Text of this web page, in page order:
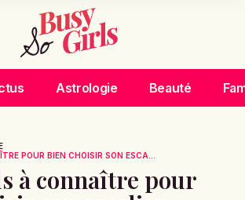
Astrologie Beauté
POUR BIEN CHOISIR SON ESCA...
à connaître pour